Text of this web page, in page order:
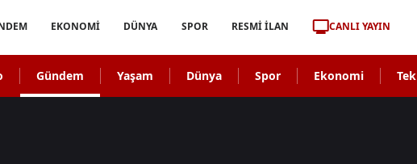
EKONOMİ DÜNYA SPOR RESMİ İLAN CANLI YAYIN
Gündem Yaşam Dünya Spor Ekonomi